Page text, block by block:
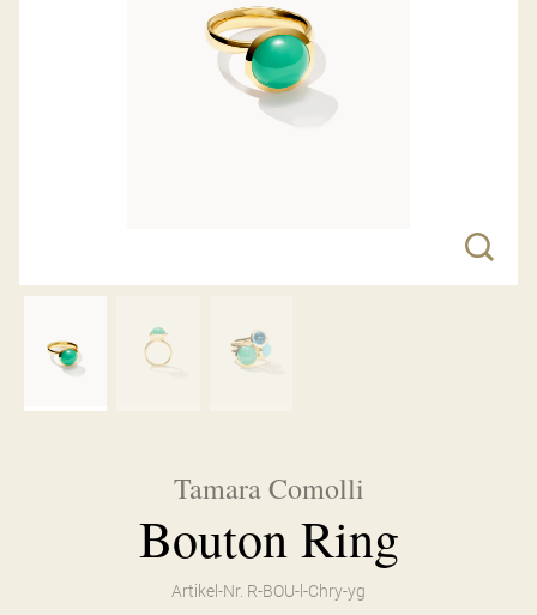
Tamara Comolli
Bouton Ring
Artikel-Nr. R-BOU-l-Chry-yg